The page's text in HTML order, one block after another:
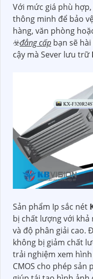
Với mức giá phù
thông minh để bảo
hàng, văn phòng
☣️đẳng cấp bạn sẽ
cậy mà Sever lưu trữ
Sản phẩm Ip sắc nét
bị chất lượng với
và độ phân giải cao.
không bị giảm chất
trải nghiệm xem
CMOS cho phép